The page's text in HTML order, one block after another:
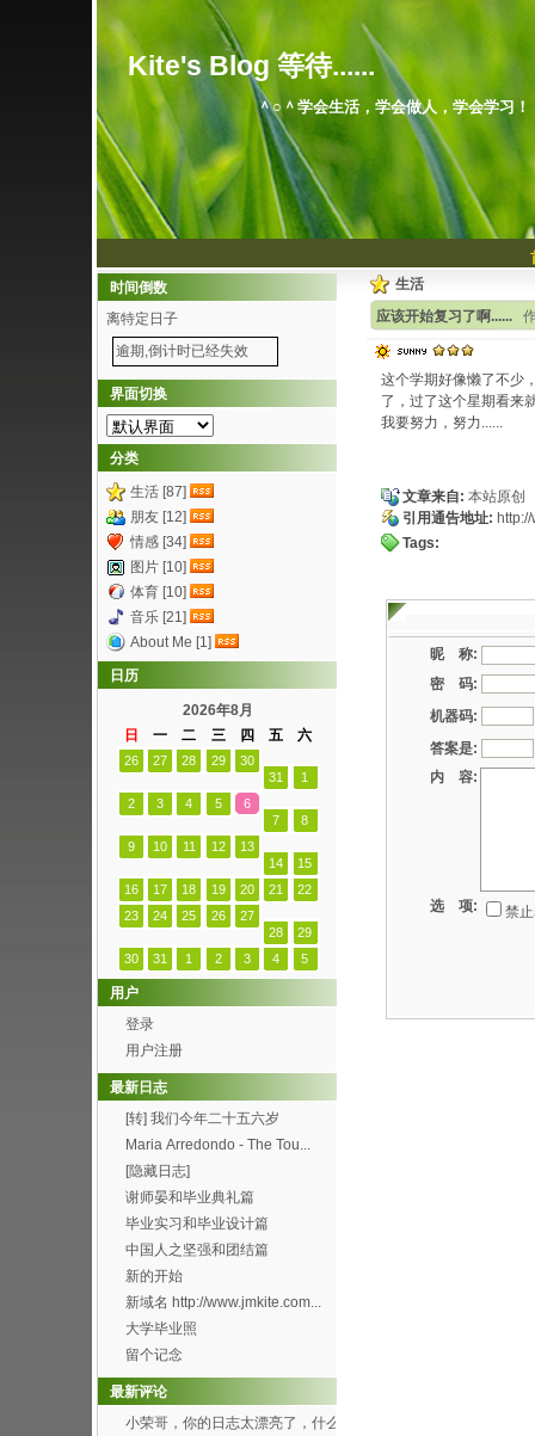
Kite's Blog 等待......
＾○＾学会生活，学会做人，学会学习！
生活
应该开始复习了啊......
这个学期好像懒了不少
了，过了这个星期看来
我要努力，努力......
文章来自: 本站原创
引用通告地址:
Tags:
昵 称:
密 码:
机器码:
答案是:
内 容:
选 项: 禁
时间倒数
离特定日子
逾期,倒计时已经失效
界面切换
分类
生活 [87]
朋友 [12]
情感 [34]
图片 [10]
体育 [10]
音乐 [21]
About Me [1]
日历
2026年8月
日
一 二 三 四 五 六
26 27 28 29
30
31
1
2
3 4 5
6
7
8
9
10 11 12
13
14
15
16
17 18 19 20 21
22
23
24 25 26
27
28
29
30
31 1 2 3 4 5
用户
登录
用户注册
最新日志
[转] 我们今年二十五六岁
Maria Arredondo - The Tou...
[隐藏日志]
谢师晏和毕业典礼篇
毕业实习和毕业设计篇
中国人之坚强和团结篇
新的开始
新域名 http://www.jmkite.com...
大学毕业照
留个记念
最新评论
小荣哥，你的日志太漂亮了，什么